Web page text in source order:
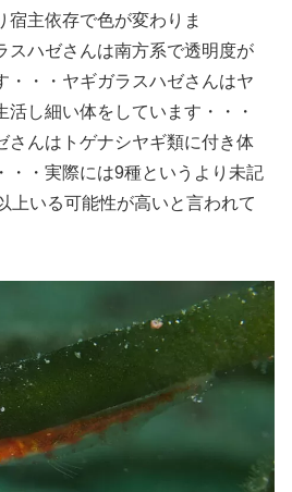
宿主依存で色が変わりま
スハゼさんは南方系で透明度が
・・・ヤギガラスハゼさんはヤ
活し細い体をしています・・・
さんはトゲナシヤギ類に付き体
・・実際には9種というより未記
上いる可能性が高いと言われて